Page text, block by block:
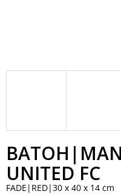
UNITED FC
FADE|RED|30 x 40 x 14 cm